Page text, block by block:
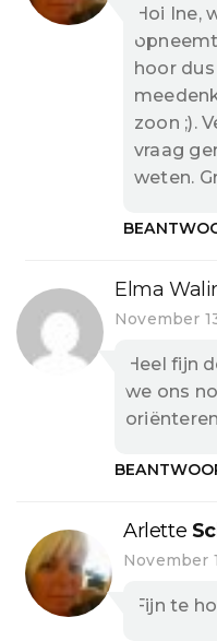
Hoi Ine,
hoor
zoon ;).
vraag
weten.
Elma
November
Heel fijn
we ons
Arlette
November
Fijn te